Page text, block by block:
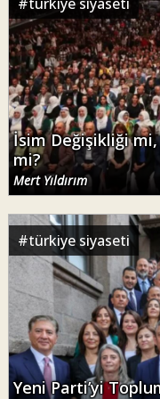
İsim Değişikliği
mi?
Mert Yıldırım
#türkiye siyaseti
Yeni Parti’yi